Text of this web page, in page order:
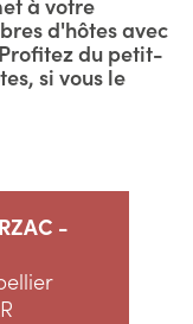
d'hôtes avec
du petit-
si vous le
-